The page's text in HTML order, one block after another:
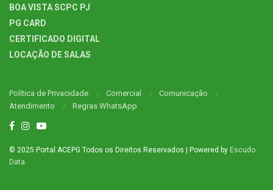
BOA VISTA SCPC PJ
PG CARD
CERTIFICADO DIGITAL
LOCAÇÃO DE SALAS
Política de Privacidade Comercial
Comunicação
Atendimento
Regras WhatsApp
© 2025 Portal ACEPG Todos os Direitos Reservados | Powered by Escudo
Data